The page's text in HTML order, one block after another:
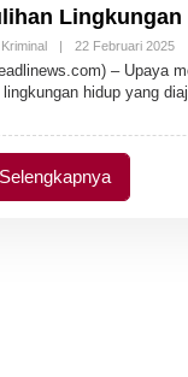
Lingkungan
| 22 Februari 2025O
E
H
– Upaya
hidup yang